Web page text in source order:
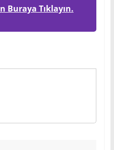
Buraya Tıklayın.